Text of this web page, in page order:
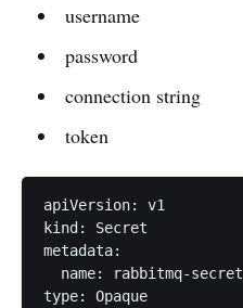
username
password
connection string
token
apiVersion: v1
kind: Secret
metadata:
  name: rabbitmq-secret
type: Opaque